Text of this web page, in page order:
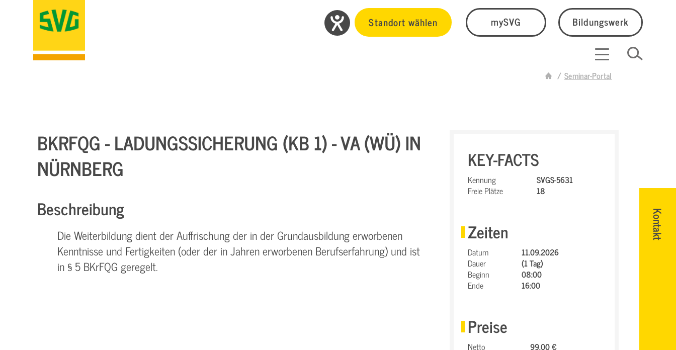
Standort wählen mySVG Bildungswerk
Seminar-Portal
Kontakt
BKRFQG - LADUNGSSICHERUNG (KB 1) - VA (WÜ) IN
NÜRNBERG
Beschreibung
Die Weiterbildung dient der Auffrischung der in der Grundausbildung erworbenen
Kenntnisse und Fertigkeiten (oder der in Jahren erworbenen Berufserfahrung) und ist
in § 5 BKrFQG geregelt.
KEY-FACTS
Kennung
SVGS-5631
Freie Plätze
18
Zeiten
Datum
11.09.2026
Dauer
(1 Tag)
Beginn
08:00
Ende
16:00
Preise
Netto
99,00 €